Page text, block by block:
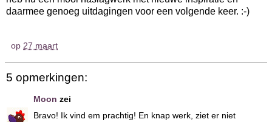
daarmee genoeg uitdagingen voor een volgende keer. :-)
op 27 maart
5 opmerkingen:
Moon zei
Bravo! Ik vind em prachtig! En knap werk, ziet er niet